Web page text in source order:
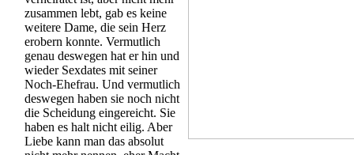
zusammen lebt, gab es keine
weitere Dame, die sein Herz
erobern konnte. Vermutlich
genau deswegen hat er hin und
wieder Sexdates mit seiner
Noch-Ehefrau. Und vermutlich
deswegen haben sie noch nicht
die Scheidung eingereicht. Sie
haben es halt nicht eilig. Aber
Liebe kann man das absolut